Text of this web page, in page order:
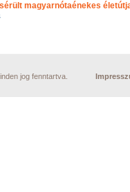
magyarnótaénekes
jog fenntartva.